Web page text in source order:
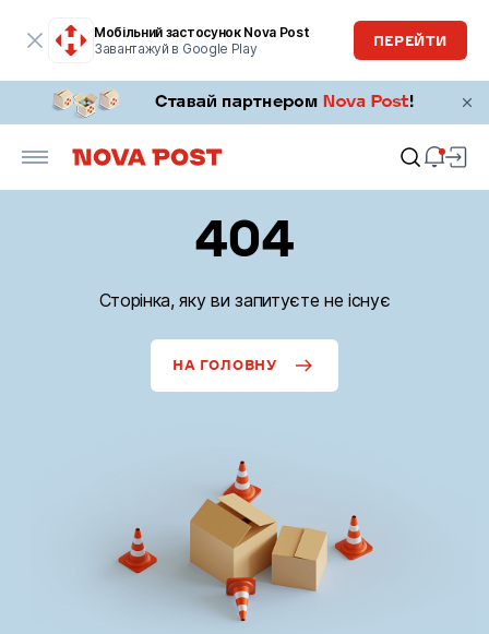
Мобільний застосунок Nova Post
Завантажуй в Google Play
ПЕРЕЙТИ
404
Сторінка, яку ви запитуєте не існує
НА ГОЛОВНУ